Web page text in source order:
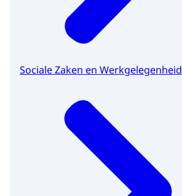
Sociale Zaken en Werkgelegenheid